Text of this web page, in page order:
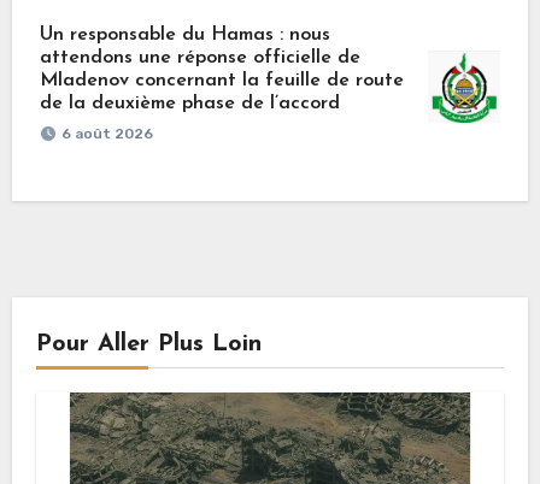
Un responsable du Hamas : nous
attendons une réponse officielle de
Mladenov concernant la feuille de route
de la deuxième phase de l’accord
6 août 2026
Pour Aller Plus Loin